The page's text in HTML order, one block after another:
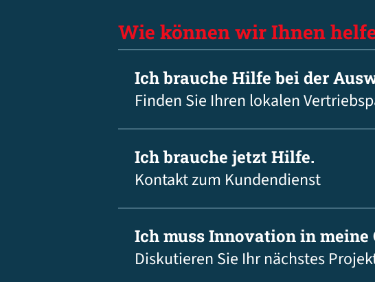
Wie können wir Ihnen
Ich brauche Hilfe bei der
Finden Sie Ihren lokalen
Ich brauche jetzt Hilfe.
Kontakt zum Kundendienst
Ich muss Innovation in
Diskutieren Sie Ihr nächstes